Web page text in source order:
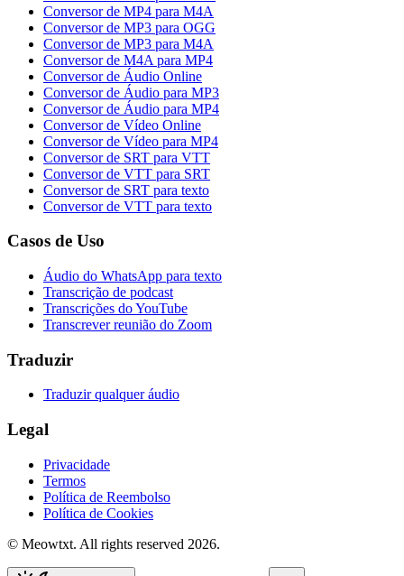
Conversor de MP4 para M4A
Conversor de MP3 para OGG
Conversor de MP3 para M4A
Conversor de M4A para MP4
Conversor de Áudio Online
Conversor de Áudio para MP3
Conversor de Áudio para MP4
Conversor de Vídeo Online
Conversor de Vídeo para MP4
Conversor de SRT para VTT
Conversor de VTT para SRT
Conversor de SRT para texto
Conversor de VTT para texto
Casos de Uso
Áudio do WhatsApp para texto
Transcrição de podcast
Transcrições do YouTube
Transcrever reunião do Zoom
Traduzir
Traduzir qualquer áudio
Legal
Privacidade
Termos
Política de Reembolso
Política de Cookies
© Meowtxt. All rights reserved 2026.